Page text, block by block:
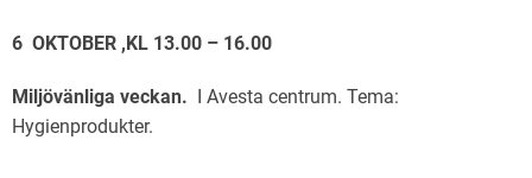
6 OKTOBER ,KL 13.00 – 16.00
Miljövänliga veckan. I Avesta centrum. Tema:
Hygienprodukter.